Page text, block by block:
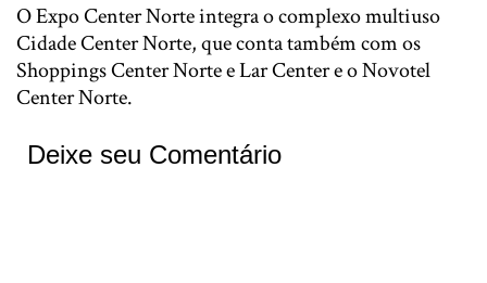
O Expo Center Norte integra o complexo multiuso
Cidade Center Norte, que conta também com os
Shoppings Center Norte e Lar Center e o Novotel
Center Norte.
Deixe seu Comentário